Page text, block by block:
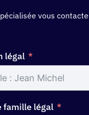
vous
légal
famille légal